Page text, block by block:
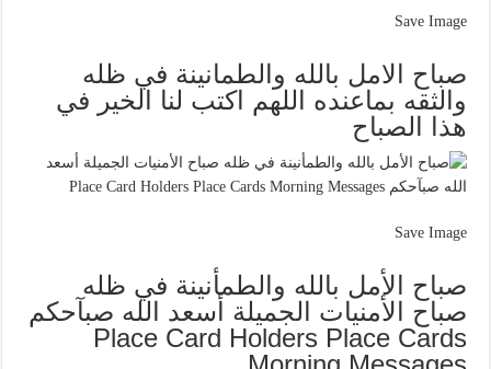
Save Image
صباح الامل بالله والطمانينة في ظله
والثقه بماعنده اللهم اكتب لنا الخير في
هذا الصباح
Save Image
صباح الأمل بالله والطمأنينة في ظله
صباح الأمنيات الجميلة أسعد الله صبآحكم
Place Card Holders Place Cards